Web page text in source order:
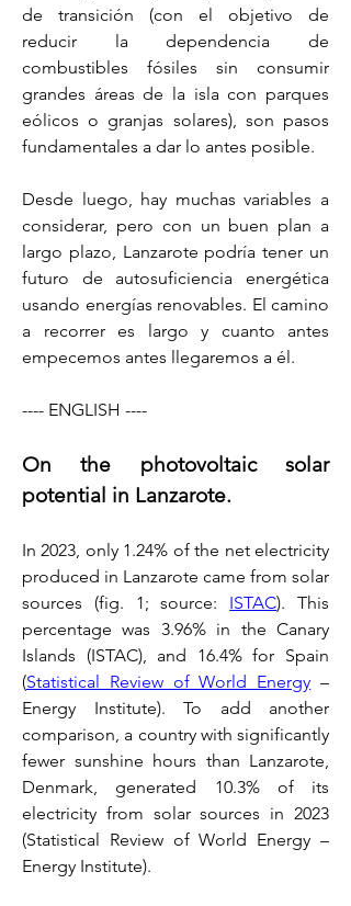
de transición (con el objetivo de
reducir la dependencia de
combustibles fósiles sin consumir
grandes áreas de la isla con parques
eólicos o granjas solares), son pasos
fundamentales a dar lo antes posible.
Desde luego, hay muchas variables a
considerar, pero con un buen plan a
largo plazo, Lanzarote podría tener un
futuro de autosuficiencia energética
usando energías renovables. El camino
a recorrer es largo y cuanto antes
empecemos antes llegaremos a él.
---- ENGLISH ----
On the photovoltaic solar
potential in Lanzarote.
In 2023, only 1.24% of the net electricity
produced in Lanzarote came from solar
sources (fig. 1; source: ISTAC). This
percentage was 3.96% in the Canary
Islands (ISTAC), and 16.4% for Spain
(Statistical Review of World Energy –
Energy Institute). To add another
comparison, a country with significantly
fewer sunshine hours than Lanzarote,
Denmark, generated 10.3% of its
electricity from solar sources in 2023
(Statistical Review of World Energy –
Energy Institute).